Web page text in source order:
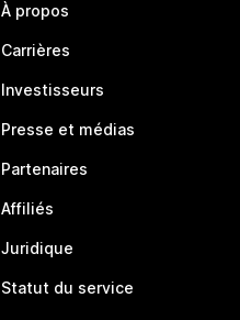
À propos
Carrières
Investisseurs
Presse et médias
Partenaires
Affiliés
Juridique
Statut du service